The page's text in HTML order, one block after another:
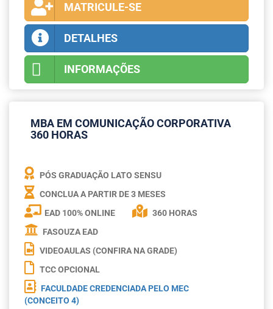
MATRICULE-SE
DETALHES
INFORMAÇÕES
MBA EM COMUNICAÇÃO CORPORATIVA
360 HORAS
PÓS GRADUAÇÃO LATO SENSU
CONCLUA A PARTIR DE3 MESES
EAD 100% ONLINE
360 HORAS
FASOUZA EAD
VIDEOAULAS (CONFIRA NA GRADE)
TCC OPCIONAL
FACULDADE CREDENCIADA PELO MEC
(CONCEITO 4)